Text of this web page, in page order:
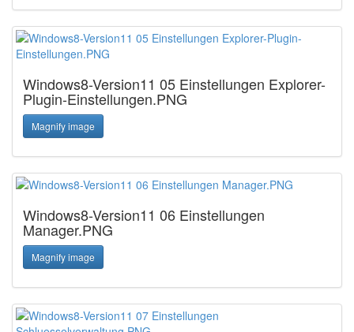
Windows8-Version11 05 Einstellungen Explorer-
Plugin-Einstellungen.PNG
Magnify image
Windows8-Version11 06 Einstellungen
Manager.PNG
Magnify image